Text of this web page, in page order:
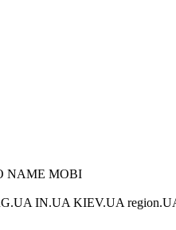
NAME MOBI
IN.UA KIEV.UA